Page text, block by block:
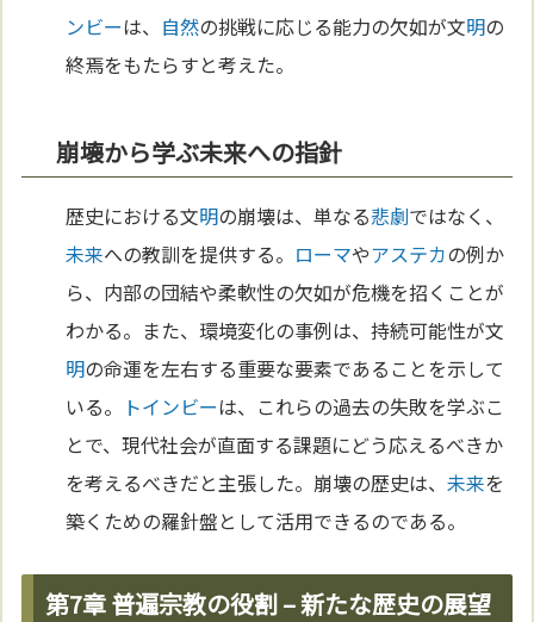
ンビーは、 自然の挑戦に応じる能力の欠如が文明の
終焉をもたらすと考えた。
崩壊から学ぶ未来への指針
歴史における文明の崩壊は、単なる悲劇ではなく、
未来への教訓を提供する。 ローマやアステカの例か
ら、内部の団結や柔軟性の欠如が危機を招くことが
わかる。また、環境変化の事例は、持続可能性が文
明の命運を左右する重要な要素であることを示して
いる。
トインビーは、これらの過去の失敗を学ぶこ
とで、現代社会が直面する課題にどう応えるべきか
を考えるべきだと主張した。崩壊の歴史は、未来を
築くための羅針盤として活用できるのである。
第7章 普遍宗教の役割 – 新たな歴史の展望